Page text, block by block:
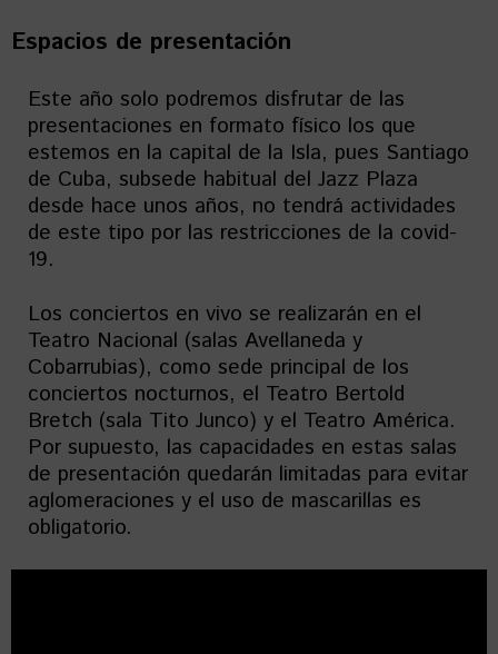
Espacios de presentación
Este año solo podremos disfrutar de las
presentaciones en formato físico los que
estemos en la capital de la Isla, pues Santiago
de Cuba, subsede habitual del Jazz Plaza
desde hace unos años, no tendrá actividades
de este tipo por las restricciones de la covid-
19.
Los conciertos en vivo se realizarán en el
Teatro Nacional (salas Avellaneda y
Cobarrubias), como sede principal de los
conciertos nocturnos, el Teatro Bertold
Bretch (sala Tito Junco) y el Teatro América.
Por supuesto, las capacidades en estas salas
de presentación quedarán limitadas para evitar
aglomeraciones y el uso de mascarillas es
obligatorio.